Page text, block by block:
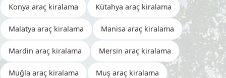
Konya araç kiralama Kütahya araç kiralama
Malatya araç kiralama Manisa araç kiralama
Mardin araç kiralama Mersin araç kiralama
Muğla araç kiralama Muş araç kiralama